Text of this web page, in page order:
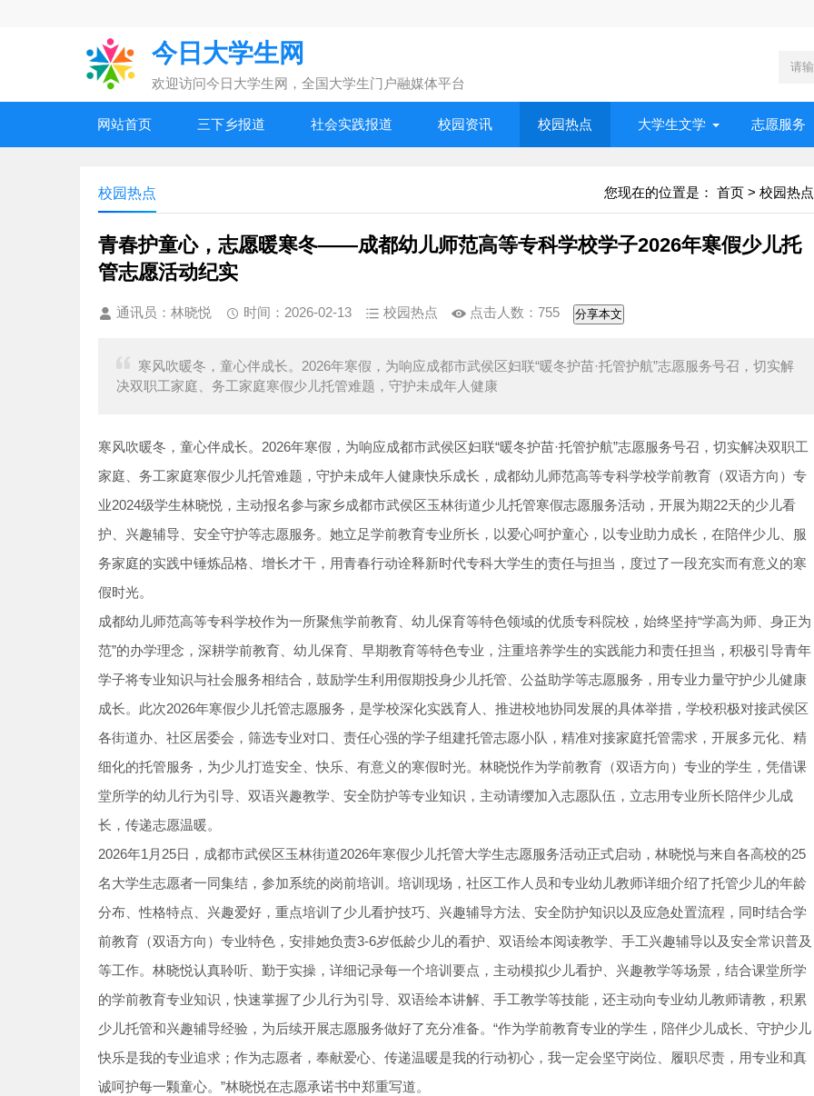
今日大学生网
欢迎访问今日大学生网，全国大学生门户融媒体平台
网站首页 三下乡报道 社会实践报道 校园资讯 校园热点 大学生文学 志愿服务
您现在的位置是： 首页 > 校园热点
校园热点
青春护童心，志愿暖寒冬——成都幼儿师范高等专科学校学子2026年寒假少儿托
管志愿活动纪实
通讯员：林晓悦 时间：2026-02-13 校园热点 点击人数： 755 分享本文
寒风吹暖冬，童心伴成长。2026年寒假，为响应成都市武侯区妇联“暖冬护苗·托管护航”志愿服务号召，切实解
决双职工家庭、务工家庭寒假少儿托管难题，守护未成年人健康
寒风吹暖冬，童心伴成长。2026年寒假，为响应成都市武侯区妇联“暖冬护苗·托管护航”志愿服务号召，切实解决双职工
家庭、务工家庭寒假少儿托管难题，守护未成年人健康快乐成长，成都幼儿师范高等专科学校学前教育（双语方向）专
业2024级学生林晓悦，主动报名参与家乡成都市武侯区玉林街道少儿托管寒假志愿服务活动，开展为期22天的少儿看
护、兴趣辅导、安全守护等志愿服务。她立足学前教育专业所长，以爱心呵护童心，以专业助力成长，在陪伴少儿、服
务家庭的实践中锤炼品格、增长才干，用青春行动诠释新时代专科大学生的责任与担当，度过了一段充实而有意义的寒
假时光。
成都幼儿师范高等专科学校作为一所聚焦学前教育、幼儿保育等特色领域的优质专科院校，始终坚持“学高为师、身正为
范”的办学理念，深耕学前教育、幼儿保育、早期教育等特色专业，注重培养学生的实践能力和责任担当，积极引导青年
学子将专业知识与社会服务相结合，鼓励学生利用假期投身少儿托管、公益助学等志愿服务，用专业力量守护少儿健康
成长。此次2026年寒假少儿托管志愿服务，是学校深化实践育人、推进校地协同发展的具体举措，学校积极对接武侯区
各街道办、社区居委会，筛选专业对口、责任心强的学子组建托管志愿小队，精准对接家庭托管需求，开展多元化、精
细化的托管服务，为少儿打造安全、快乐、有意义的寒假时光。林晓悦作为学前教育（双语方向）专业的学生，凭借课
堂所学的幼儿行为引导、双语兴趣教学、安全防护等专业知识，主动请缨加入志愿队伍，立志用专业所长陪伴少儿成
长，传递志愿温暖。
2026年1月25日，成都市武侯区玉林街道2026年寒假少儿托管大学生志愿服务活动正式启动，林晓悦与来自各高校的25
名大学生志愿者一同集结，参加系统的岗前培训。培训现场，社区工作人员和专业幼儿教师详细介绍了托管少儿的年龄
分布、性格特点、兴趣爱好，重点培训了少儿看护技巧、兴趣辅导方法、安全防护知识以及应急处置流程，同时结合学
前教育（双语方向）专业特色，安排她负责3-6岁低龄少儿的看护、双语绘本阅读教学、手工兴趣辅导以及安全常识普及
等工作。林晓悦认真聆听、勤于实操，详细记录每一个培训要点，主动模拟少儿看护、兴趣教学等场景，结合课堂所学
的学前教育专业知识，快速掌握了少儿行为引导、双语绘本讲解、手工教学等技能，还主动向专业幼儿教师请教，积累
少儿托管和兴趣辅导经验，为后续开展志愿服务做好了充分准备。“作为学前教育专业的学生，陪伴少儿成长、守护少儿
快乐是我的专业追求；作为志愿者，奉献爱心、传递温暖是我的行动初心，我一定会坚守岗位、履职尽责，用专业和真
诚呵护每一颗童心。”林晓悦在志愿承诺书中郑重写道。